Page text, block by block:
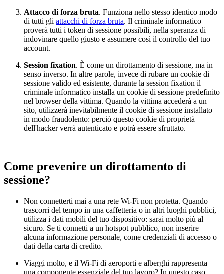
Attacco di forza bruta. Funziona nello stesso identico modo
di tutti gli attacchi di forza bruta. Il criminale informatico
proverà tutti i token di sessione possibili, nella speranza di
indovinare quello giusto e assumere così il controllo del tuo
account.
Session fixation. È come un dirottamento di sessione, ma in
senso inverso. In altre parole, invece di rubare un cookie di
sessione valido ed esistente, durante la session fixation il
criminale informatico installa un cookie di sessione predefinito
nel browser della vittima. Quando la vittima accederà a un
sito, utilizzerà inevitabilmente il cookie di sessione installato
in modo fraudolento: perciò questo cookie di proprietà
dell'hacker verrà autenticato e potrà essere sfruttato.
Come prevenire un dirottamento di
sessione?
Non connetterti mai a una rete Wi-Fi non protetta. Quando
trascorri del tempo in una caffetteria o in altri luoghi pubblici,
utilizza i dati mobili del tuo dispositivo: sarai molto più al
sicuro. Se ti connetti a un hotspot pubblico, non inserire
alcuna informazione personale, come credenziali di accesso o
dati della carta di credito.
Viaggi molto, e il Wi-Fi di aeroporti e alberghi rappresenta
una componente essenziale del tuo lavoro? In questo caso,